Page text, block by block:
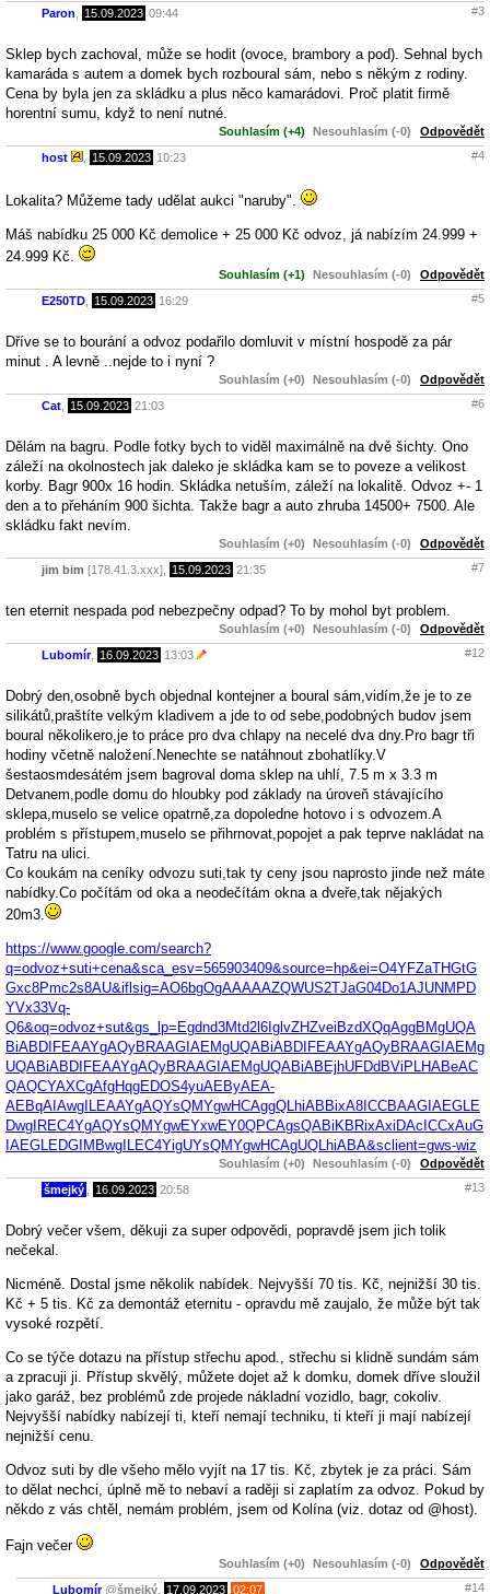
Paron 15.09.2023 09:44 #3
Sklep bych zachoval, může se hodit (ovoce, brambory a pod). Sehnal bych
kamaráda s autem a domek bych rozboural sám, nebo s někým z rodiny.
Cena by byla jen za skládku a plus něco kamarádovi. Proč platit firmě
horentní sumu, když to není nutné.
Souhlasím (+4) Nesouhlasím (-0) Odpovědět
host 15.09.2023 10:23 #4
Lokalita? Můžeme tady udělat aukci "naruby".
Máš nabídku 25 000 Kč demolice + 25 000 Kč odvoz, já nabízím 24.999 +
24.999 Kč.
Souhlasím (+1) Nesouhlasím (-0) Odpovědět
E250TD 15.09.2023 16:29 #5
Dříve se to bourání a odvoz podařilo domluvit v místní hospodě za pár
minut . A levně ..nejde to i nyní ?
Souhlasím (+0) Nesouhlasím (-0) Odpovědět
Cat 15.09.2023 21:03 #6
Dělám na bagru. Podle fotky bych to viděl maximálně na dvě šichty. Ono
záleží na okolnostech jak daleko je skládka kam se to poveze a velikost
korby. Bagr 900x 16 hodin. Skládka netuším, záleží na lokalitě. Odvoz +- 1
den a to přeháním 900 šichta. Takže bagr a auto zhruba 14500+ 7500. Ale
skládku fakt nevím.
Souhlasím (+0) Nesouhlasím (-0) Odpovědět
jim bim [178.41.3.xxx], 15.09.2023 21:35 #7
ten eternit nespada pod nebezpečny odpad? To by mohol byt problem.
Souhlasím (+0) Nesouhlasím (-0) Odpovědět
Lubomír, 16.09.2023 13:03 #12
Dobrý den,osobně bych objednal kontejner a boural sám,vidím,že je to ze
silikátů,praštíte velkým kladivem a jde to od sebe,podobných budov jsem
boural několikero,je to práce pro dva chlapy na necelé dva dny.Pro bagr tři
hodiny včetně naložení.Nenechte se natáhnout zbohatlíky.V
šestaosmdesátém jsem bagroval doma sklep na uhlí, 7.5 m x 3.3 m
Detvanem,podle domu do hloubky pod základy na úroveň stávajícího
sklepa,muselo se velice opatrně,za dopoledne hotovo i s odvozem.A
problém s přístupem,muselo se přihrnovat,popojet a pak teprve nakládat na
Tatru na ulici.
Co koukám na ceníky odvozu suti,tak ty ceny jsou naprosto jinde než máte
nabídky.Co počítám od oka a neodečítám okna a dveře,tak nějakých
20m3.
https://www.google.com/search?
q=odvoz+suti+cena&sca_esv=565903409&source=hp&ei=O4YFZaTHGtG
Gxc8Pmc2s8AU&iflsig=AO6bgOgAAAAAZQWUS2TJaG04Do1AJUNMPD
YVx33Vq-
Q6&oq=odvoz+sut&gs_lp=Egdnd3Mtd2l6IglvZHZveiBzdXQqAggBMgUQA
BiABDIFEAAYgAQyBRAAGIAEMgUQABiABDIFEAAYgAQyBRAAGIAEMg
UQABiABDIFEAAYgAQyBRAAGIAEMgUQABiABEjhUFDdBViPLHABeAC
QAQCYAXCgAfgHqgEDOS4yuAEByAEA-
AEBqAIAwgILEAAYgAQYsQMYgwHCAggQLhiABBixA8ICCBAAGIAEGLE
DwgIREC4YgAQYsQMYgwEYxwEY0QPCAgsQABiKBRixAxiDAcICCxAuG
IAEGLEDGIMBwgILEC4YigUYsQMYgwHCAgUQLhiABA&sclient=gws-wiz
Souhlasím (+0) Nesouhlasím (-0) Odpovědět
šmejký 16.09.2023 20:58 #13
Dobrý večer všem, děkuji za super odpovědi, popravdě jsem jich tolik
nečekal.
Nicméně. Dostal jsme několik nabídek. Nejvyšší 70 tis. Kč, nejnižší 30 tis.
Kč + 5 tis. Kč za demontáž eternitu - opravdu mě zaujalo, že může být tak
vysoké rozpětí.
Co se týče dotazu na přístup střechu apod., střechu si klidně sundám sám
a zpracuji ji. Přístup skvělý, můžete dojet až k domku, domek dříve sloužil
jako garáž, bez problémů zde projede nákladní vozidlo, bagr, cokoliv.
Nejvyšší nabídky nabízejí ti, kteří nemají techniku, ti kteří ji mají nabízejí
nejnižší cenu.
Odvoz suti by dle všeho mělo vyjít na 17 tis. Kč, zbytek je za práci. Sám
to dělat nechci, úplně mě to nebaví a raději si zaplatím za odvoz. Pokud by
někdo z vás chtěl, nemám problém, jsem od Kolína (viz. dotaz od @host).
Fajn večer
Souhlasím (+0) Nesouhlasím (-0) Odpovědět
Lubomír @šmejký 17.09.2023 02:07 #14